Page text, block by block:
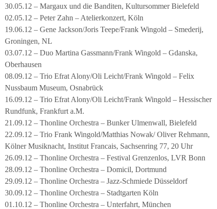
30.05.12 – Margaux und die Banditen, Kultursommer Bielefeld
02.05.12 – Peter Zahn – Atelierkonzert, Köln
19.06.12 – Gene Jackson/Joris Teepe/Frank Wingold – Smederij,
Groningen, NL
03.07.12 – Duo Martina Gassmann/Frank Wingold – Gdanska,
Oberhausen
08.09.12 – Trio Efrat Alony/Oli Leicht/Frank Wingold – Felix
Nussbaum Museum, Osnabrück
16.09.12 – Trio Efrat Alony/Oli Leicht/Frank Wingold – Hessischer
Rundfunk, Frankfurt a.M.
21.09.12 – Thonline Orchestra – Bunker Ulmenwall, Bielefeld
22.09.12 – Trio Frank Wingold/Matthias Nowak/ Oliver Rehmann,
Kölner Musiknacht, Institut Francais, Sachsenring 77, 20 Uhr
26.09.12 – Thonline Orchestra – Festival Grenzenlos, LVR Bonn
28.09.12 – Thonline Orchestra – Domicil, Dortmund
29.09.12 – Thonline Orchestra – Jazz-Schmiede Düsseldorf
30.09.12 – Thonline Orchestra – Stadtgarten Köln
01.10.12 – Thonline Orchestra – Unterfahrt, München